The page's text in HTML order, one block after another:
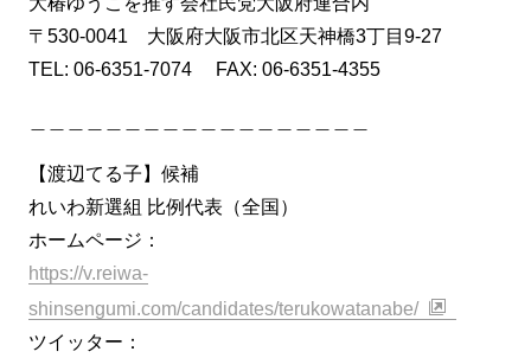
〒530-0041 大阪府大阪市北区天神橋3丁目9-27
TEL: 06-6351-7074 FAX: 06-6351-4355
【渡辺てる子】候補
れいわ新選組 比例代表（全国）
ホームページ：
https://v.reiwa-
shinsengumi.com/candidates/terukowatanabe/
ツイッター：